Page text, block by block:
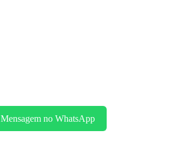
Mensagem no WhatsApp